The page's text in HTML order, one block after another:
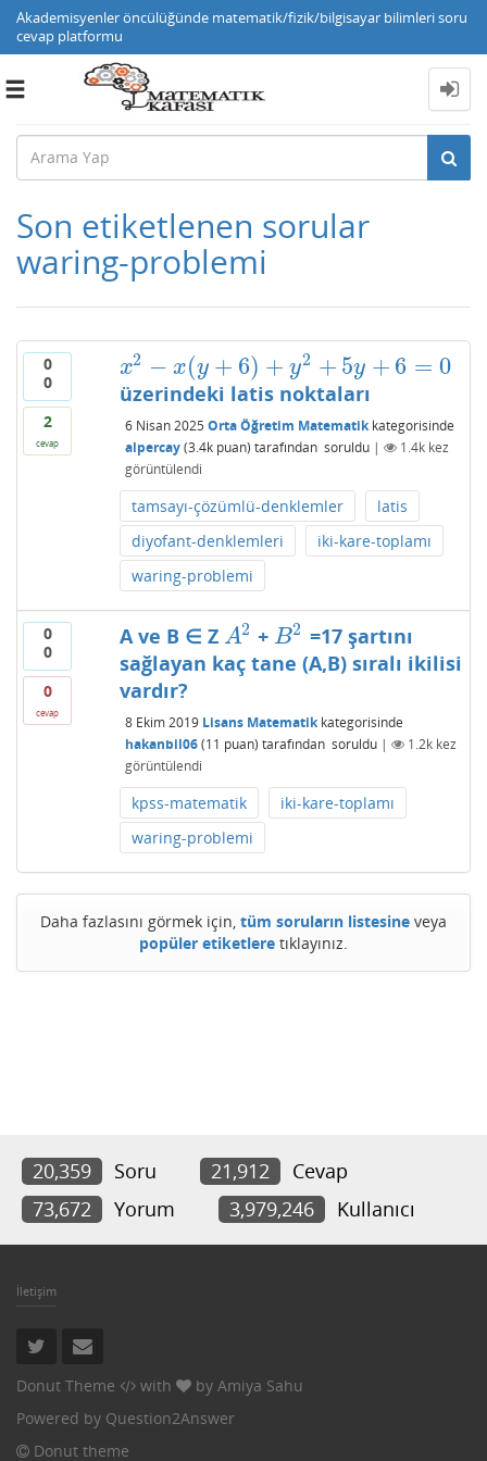
Akademisyenler öncülüğünde matematik/fizik/bilgisayar bilimleri soru
cevap platformu
Toggle
Son etiketlenen sorular
waring-problemi
0
0
2
cevap
x2 − x(y + 6) + y2 + 5y + 6 = 0
x2− x(y+6)+ y2 +5y +6 =0
üzerindeki latis noktaları
6 Nisan 2025 Orta Öğretim Matematikkategorisinde
alpercay (3.4kpuan) tarafından soruldu | 1.4kkez
görüntülendi
tamsayı-çözümlü-denklemler
latis
diyofant-denklemleri
iki-kare-toplamı
waring-problemi
0
0
0
cevap
A ve B ∈ Z A2
A2 + B2
B2 =17 şartını
sağlayan kaç tane (A,B) sıralı ikilisi
vardır?
8 Ekim 2019 Lisans Matematikkategorisinde
hakanbil06 (11 puan) tarafından soruldu | 1.2kkez
görüntülendi
kpss-matematik
iki-kare-toplamı
waring-problemi
Daha fazlasını görmek için, tüm soruların listesine veya
popüler etiketlere tıklayınız.
20,359 Soru 21,912
Cevap
73,672
Yorum 3,979,246 Kullanıcı
İletişim
Donut Theme with by Amiya Sahu
Powered by Question2Answer
Donut theme